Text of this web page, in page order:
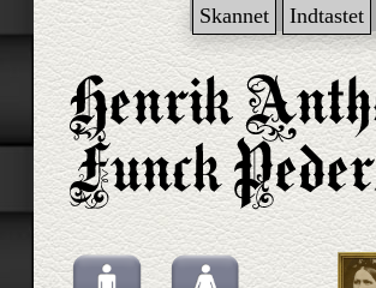
Skannet Indtastet